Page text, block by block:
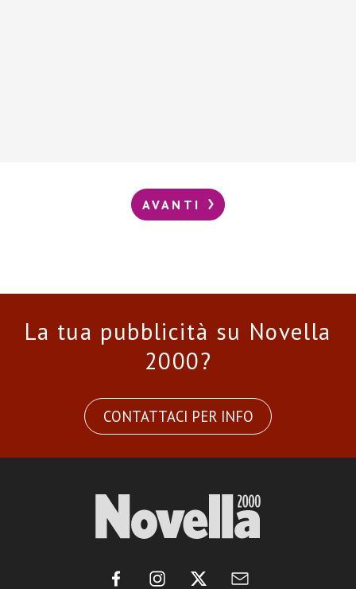
AVANTI
La tua pubblicità su Novella
2000?
CONTATTACI PER INFO